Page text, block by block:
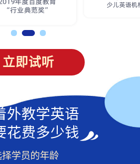
立即试听
外教学英语
花费多少钱
学员的年龄